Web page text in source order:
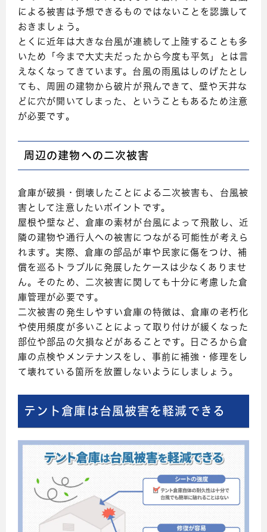
による被害は予想できるものではないことを認識して
おきましょう。
とくに近年は大きな台風が連続して上陸することも多
いため「今まで大丈夫だったから今度も平気」とは言
えなくなってきています。台風の雨風はしのげたとし
ても、周囲の建物から破片が飛んできて、壁や天井な
どに穴が開いてしまった、ということもあるため注意
が必要です。
周辺の建物への二次被害
倉庫が破損・倒壊したことによる二次被害も、台風被
害として注意したいポイントです。
屋根や壁など、倉庫の素材が台風によって飛散し、近
隣の建物や通行人への被害につながる可能性が考えら
れます。実際、倉庫の部品が車や民家に傷をつけ、補
償を巡るトラブルに発展したケースは少なくありませ
ん。そのため、二次被害に関しても十分に考慮した倉
庫管理が必要です。
二次被害の発生しやすい倉庫の特徴は、倉庫の老朽化
や使用頻度が多いことによって取り付けが緩くなった
部位や部品の欠損などがあることです。日ごろから倉
庫の点検やメンテナンスをし、事前に補強・修理をし
て壊れている箇所を放置しないようにしましょう。
テント倉庫は台風被害を軽減できる